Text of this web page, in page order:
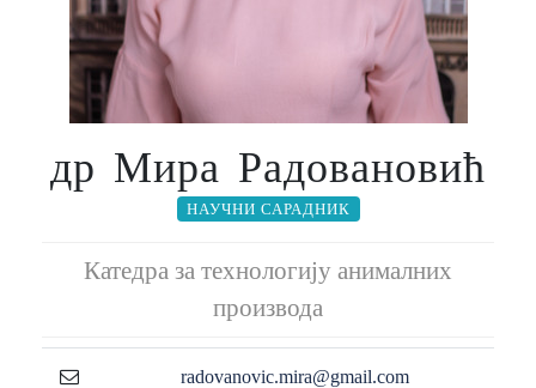
др Мира Радовановић
НАУЧНИ САРАДНИК
Катедра за технологију анималних
производа
radovanovic.mira@gmail.com